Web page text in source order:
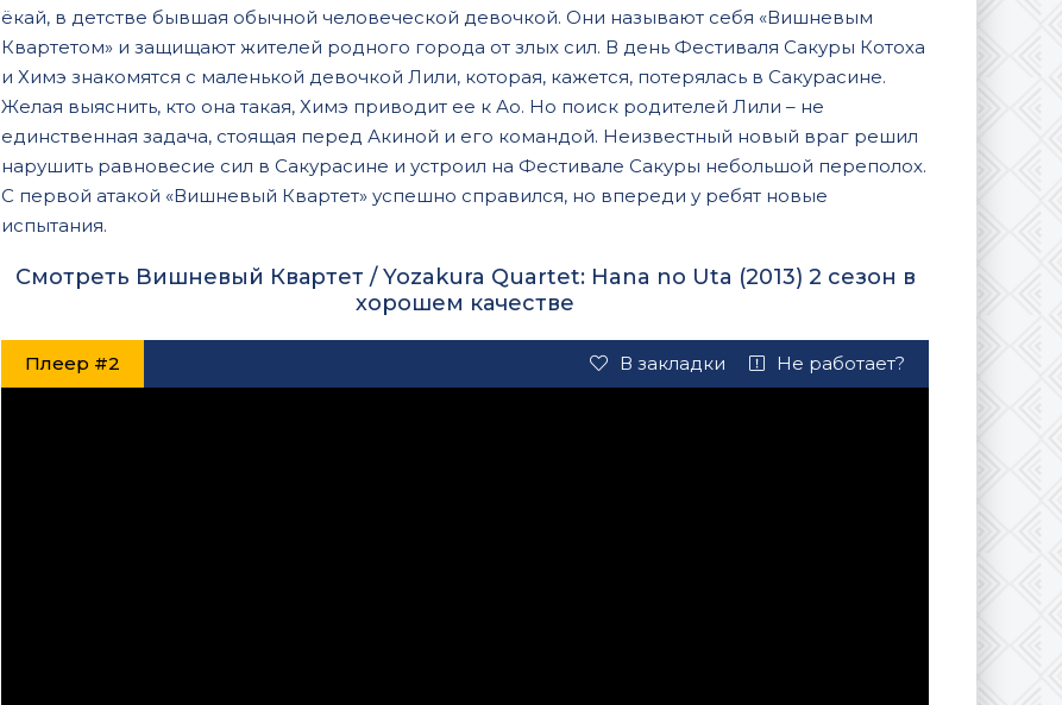
ёкай, в детстве бывшая обычной человеческой девочкой. Они называют себя «Вишневым
Квартетом» и защищают жителей родного города от злых сил. В день Фестиваля Сакуры Котоха
и Химэ знакомятся с маленькой девочкой Лили, которая, кажется, потерялась в Сакурасине.
Желая выяснить, кто она такая, Химэ приводит ее к Ао. Но поиск родителей Лили – не
единственная задача, стоящая перед Акиной и его командой. Неизвестный новый враг решил
нарушить равновесие сил в Сакурасине и устроил на Фестивале Сакуры небольшой переполох.
С первой атакой «Вишневый Квартет» успешно справился, но впереди у ребят новые
испытания.
Смотреть Вишневый Квартет / Yozakura Quartet: Hana no Uta (2013) 2 сезон в
хорошем качестве
Плеер #2 В закладки Не работает?